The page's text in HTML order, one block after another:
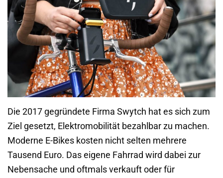
Die 2017 gegründete Firma Swytch hat es sich zum
Ziel gesetzt, Elektromobilität bezahlbar zu machen.
Moderne E-Bikes kosten nicht selten mehrere
Tausend Euro. Das eigene Fahrrad wird dabei zur
Nebensache und oftmals verkauft oder für